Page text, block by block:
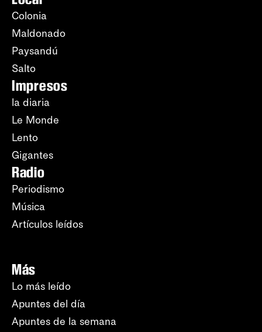
Colonia
Maldonado
Paysandú
Salto
Impresos
la diaria
Le Monde
Lento
Gigantes
Radio
Periodismo
Música
Artículos leídos
Más
Lo más leído
Apuntes del día
Apuntes de la semana